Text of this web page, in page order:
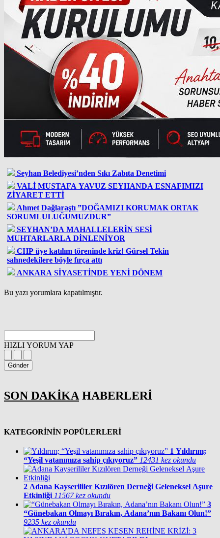
Seyhan Belediyesi’nden Sıkı Zabıta Denetimi
VALİ MUSTAFA YAVUZ SEYHANDA ESNAFIMIZI
ZİYARET ETTİ
Ahmet Dağlaraştı ”DOĞAMIZI KORUMAK ORTAK
SORUMLULUĞUMUZDUR”
SEYHAN’DA MAHALLELERİN SESİ
MUHTARLARLA DİNLENİYOR
CHP üye katılım töreninde kriz! Gürsel Tekin
sahnedekilere böyle fırça attı
ANKARA SİYASETİNDE YENİ DÖNEM
Bu yazı yorumlara kapatılmıştır.
HIZLI YORUM YAP
Gönder
SON DAKİKA HABERLERİ
KATEGORİNİN POPÜLERLERİ
1 Yıldırım;
“Yeşil vatanımıza sahip çıkıyoruz” 12431 kez okundu
2 Adana Kayserililer Kızılören Derneği Geleneksel Aşure
Etkinliği 11567 kez okundu
3
“Günebakan Olmayı Bırakın, Adana’nın Bakanı Olun!”
9235 kez okundu